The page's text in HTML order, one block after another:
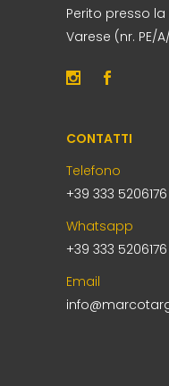
Perito presso
Varese (nr. PE/
CONTATTI
Telefono
+39 333 5206176
Whatsapp
+39 333 5206176
Email